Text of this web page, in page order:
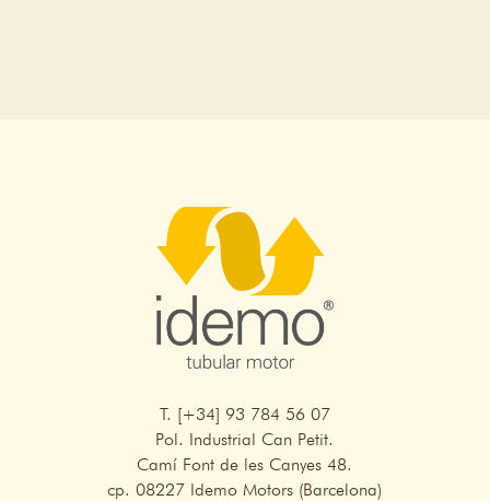
T. [+34] 93 784 56 07
Pol. Industrial Can Petit.
Camí Font de les Canyes 48.
cp. 08227 Idemo Motors (Barcelona)